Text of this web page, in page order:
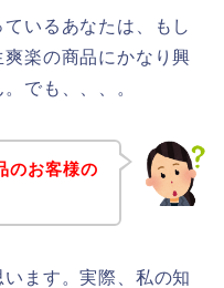
いるあなたは、もし
楽の商品にかなり興
でも、、、。
のお客様の
ます。実際、私の知